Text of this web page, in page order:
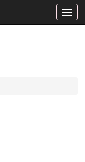
Toggle